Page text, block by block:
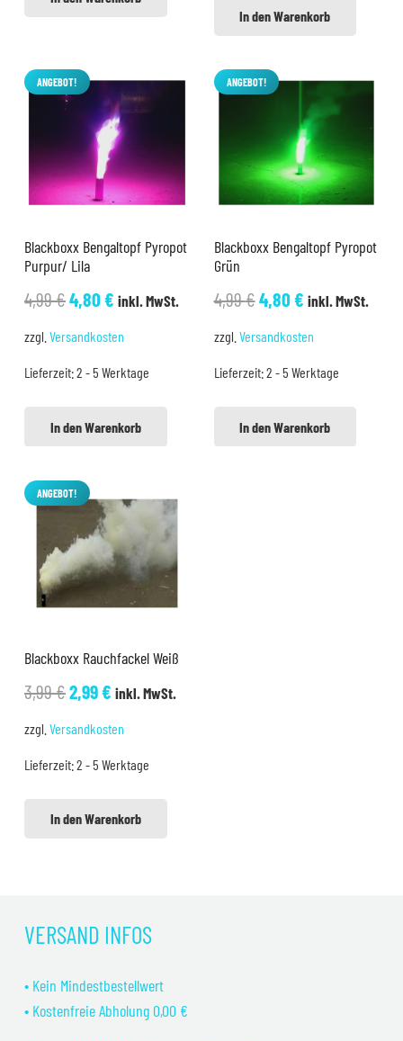
In den Warenkorb
ANGEBOT!
Blackboxx Bengaltopf Pyropot
Purpur/ Lila
4,99€Ursprünglicher
4,99 €
4,80€Aktueller
4,80 €.
inkl. MwSt.
zzgl. Versandkosten
Lieferzeit:2 - 5 Werktage
In den Warenkorb
ANGEBOT!
Blackboxx Bengaltopf Pyropot
Grün
4,99€Ursprünglicher
4,99 €
4,80€Aktueller
4,80 €.
inkl. MwSt.
zzgl. Versandkosten
Lieferzeit:2 - 5 Werktage
In den Warenkorb
ANGEBOT!
Blackboxx Rauchfackel Weiß
3,99€Ursprünglicher
3,99 €
2,99€Aktueller
2,99 €.
inkl. MwSt.
zzgl. Versandkosten
Lieferzeit:2 - 5 Werktage
In den Warenkorb
VERSAND INFOS
• Kein Mindestbestellwert
• Kostenfreie Abholung 0,00 €